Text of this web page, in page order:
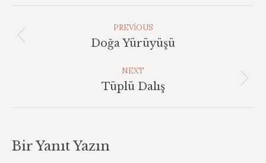
PREVIOUS
Previous
Doğa Yürüyüşü
NEXT
Next
Tüplü Dalış
Bir Yanıt Yazın